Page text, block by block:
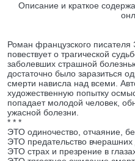
Описание и краткое
Роман французского
повествует о трагической
заболевших страшной
достаточно было заразиться
смерти нависла над всеми.
художественную попытку
попадает молодой человек,
ужасной болезни.
* * *
ЭТО одиночество, отчаяние,
ЭТО предательство вчерашних
ЭТО страх и презрение в